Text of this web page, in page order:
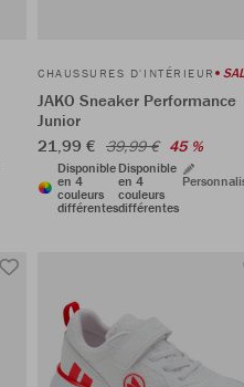
CHAUSSURES D'INTÉRIEUR
JAKO Sneaker Performance
Junior
21,99 € 39,99 € 45 %
Disponible
en 4
couleurs
différentes
Disponible
en 4
couleurs
différentes